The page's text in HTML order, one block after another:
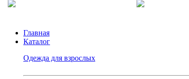
Главная
Каталог
Одежда для взрослых